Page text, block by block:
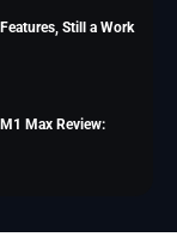
Still a Work
Max Review: